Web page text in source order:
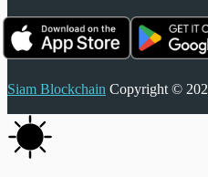
Siam Blockchain Copyright ©